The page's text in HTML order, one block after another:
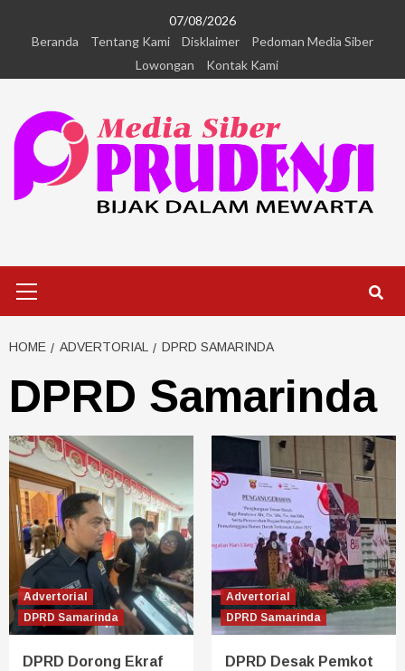
07/08/2026
Beranda
Tentang Kami Disklaimer
Pedoman Media Siber
Lowongan
Kontak Kami
HOME ADVERTORIAL DPRD SAMARINDA
DPRD Samarinda
Advertorial
DPRD Samarinda
DPRD Dorong Ekraf
Advertorial
DPRD Samarinda
DPRD Desak Pemkot